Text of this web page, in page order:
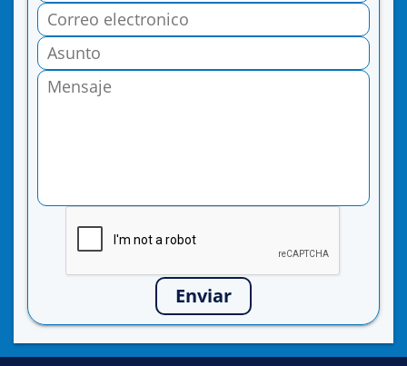
Enviar